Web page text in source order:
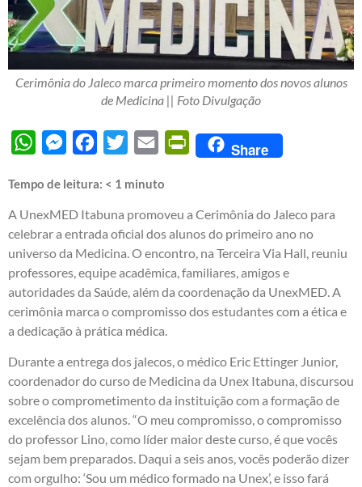
Cerimônia do Jaleco marca primeiro momento dos novos alunos
de Medicina || Foto Divulgação
WhatsAppMessengerFacebook
Twitter Email PrintFriendly
Share
Tempo de leitura: < 1 minuto
A UnexMED Itabuna promoveu a Cerimônia do Jaleco para
celebrar a entrada oficial dos alunos do primeiro ano no
universo da Medicina. O encontro, na Terceira Via Hall, reuniu
professores, equipe acadêmica, familiares, amigos e
autoridades da Saúde, além da coordenação da UnexMED. A
cerimônia marca o compromisso dos estudantes com a ética e
a dedicação à prática médica.
Durante a entrega dos jalecos, o médico Eric Ettinger Junior,
coordenador do curso de Medicina da Unex Itabuna, discursou
sobre o comprometimento da instituição com a formação de
excelência dos alunos. “O meu compromisso, o compromisso
do professor Lino, como líder maior deste curso, é que vocês
sejam bem preparados. Daqui a seis anos, vocês poderão dizer
com orgulho: ‘Sou um médico formado na Unex’, e isso fará